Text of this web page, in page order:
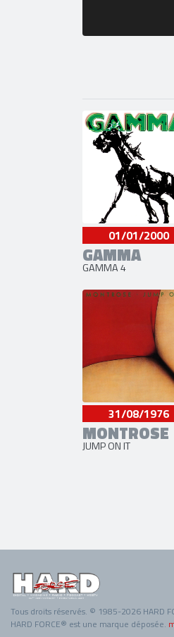
01/01/2000
GAMMA
GAMMA 4
31/08/1976
MONTROSE
JUMP ON IT
Tous droits réservés. © 1985-2026 HARD
HARD FORCE® est une marque déposée.